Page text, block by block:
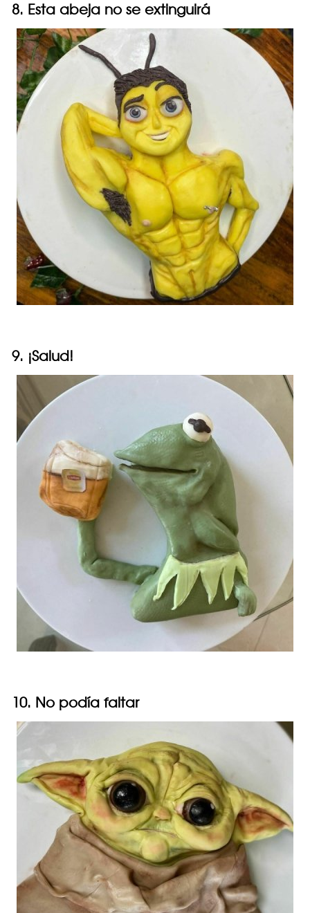
8. Esta abeja no se extinguirá
9. ¡Salud!
10. No podía faltar